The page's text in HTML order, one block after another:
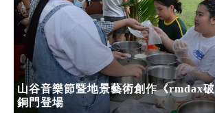
山谷音樂節暨地景藝術創作《rmdax
銅門登場